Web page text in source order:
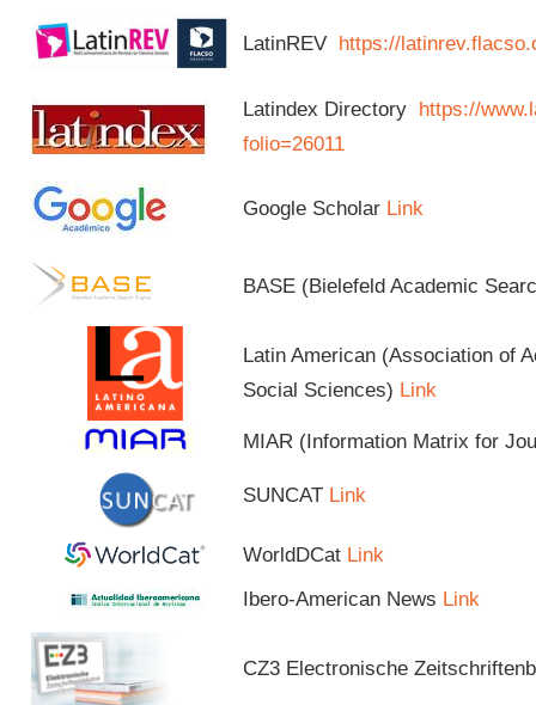
LatinREV https://
Latindex Directory https://
folio=26011
Google Scholar Link
BASE (Bielefeld Academic
Latin American (Association of
Social Sciences) Link
MIAR (Information Matrix for
SUNCAT Link
WorldDCat Link
Ibero-American News Link
CZ3 Electronische